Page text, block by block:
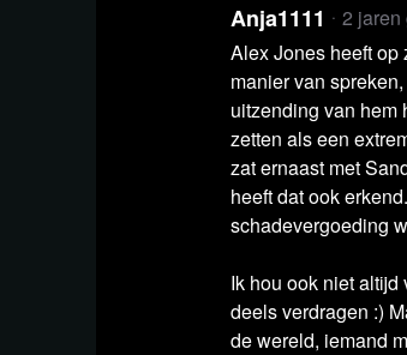
Anja1111
2 jaren
Alex Jones heeft op
manier van
uitzending van hem
zetten als een
zat ernaast met
heeft dat ook
schadevergoeding
Ik hou ook niet altijd
deels verdragen :)
de wereld, iemand